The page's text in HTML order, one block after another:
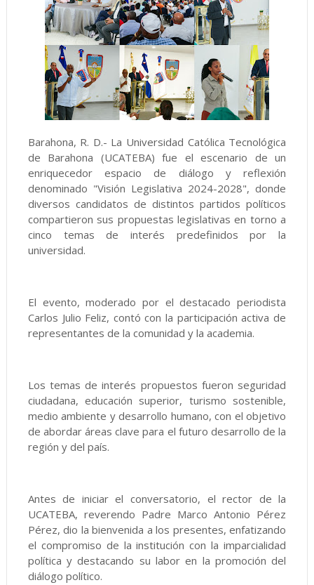
Barahona, R. D.- La Universidad Católica Tecnológica
de Barahona (UCATEBA) fue el escenario de un
enriquecedor espacio de diálogo y reflexión
denominado "Visión Legislativa 2024-2028", donde
diversos candidatos de distintos partidos políticos
compartieron sus propuestas legislativas en torno a
cinco temas de interés predefinidos por la
universidad.
El evento, moderado por el destacado periodista
Carlos Julio Feliz, contó con la participación activa de
representantes de la comunidad y la academia.
Los temas de interés propuestos fueron seguridad
ciudadana, educación superior, turismo sostenible,
medio ambiente y desarrollo humano, con el objetivo
de abordar áreas clave para el futuro desarrollo de la
región y del país.
Antes de iniciar el conversatorio, el rector de la
UCATEBA, reverendo Padre Marco Antonio Pérez
Pérez, dio la bienvenida a los presentes, enfatizando
el compromiso de la institución con la imparcialidad
política y destacando su labor en la promoción del
diálogo político.